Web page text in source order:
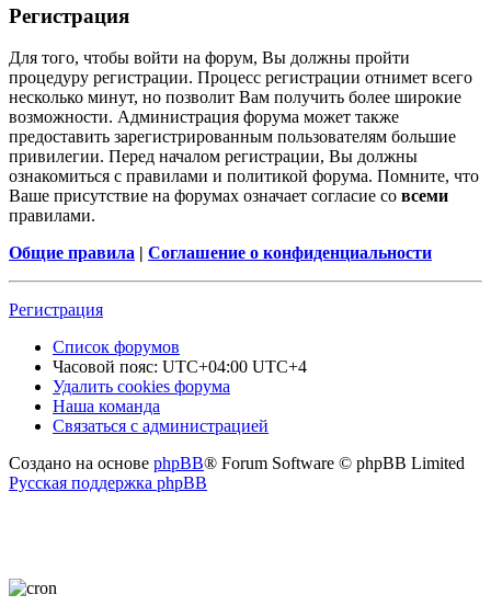
Регистрация
Для того, чтобы войти на форум, Вы должны пройти
процедуру регистрации. Процесс регистрации отнимет всего
несколько минут, но позволит Вам получить более широкие
возможности. Администрация форума может также
предоставить зарегистрированным пользователям большие
привилегии. Перед началом регистрации, Вы должны
ознакомиться с правилами и политикой форума. Помните, что
Ваше присутствие на форумах означает согласие со всеми
правилами.
Общие правила | Соглашение о конфиденциальности
Регистрация
Список форумов
Часовой пояс: UTC+04:00 UTC+4
Удалить cookies форума
Наша команда
Связаться с администрацией
Создано на основе phpBB® Forum Software © phpBB Limited
Русская поддержка phpBB